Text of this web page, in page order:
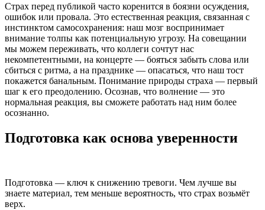
Страх перед публикой часто коренится в боязни осуждения,
ошибок или провала. Это естественная реакция, связанная с
инстинктом самосохранения: наш мозг воспринимает
внимание толпы как потенциальную угрозу. На совещании
мы можем переживать, что коллеги сочтут нас
некомпетентными, на концерте — бояться забыть слова или
сбиться с ритма, а на празднике — опасаться, что наш тост
покажется банальным. Понимание природы страха — первый
шаг к его преодолению. Осознав, что волнение — это
нормальная реакция, вы сможете работать над ним более
осознанно.
Подготовка как основа уверенности
Подготовка — ключ к снижению тревоги. Чем лучше вы
знаете материал, тем меньше вероятность, что страх возьмёт
верх.